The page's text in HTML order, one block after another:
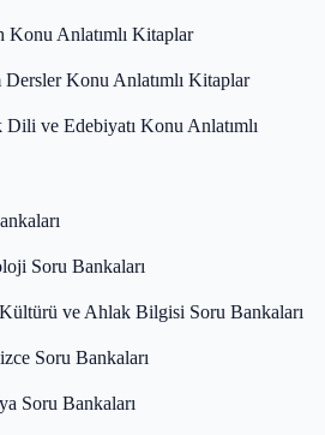
Konu Anlatımlı Kitaplar
Dersler Konu Anlatımlı Kitaplar
Dili ve Edebiyatı Konu Anlatımlı
Soru Bankaları
ve Ahlak Bilgisi Soru Bankaları
Soru Bankaları
Soru Bankaları